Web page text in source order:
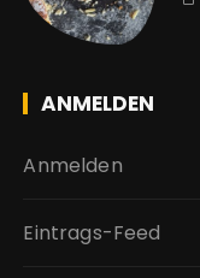
ANMELDEN
Anmelden
Eintrags-Feed